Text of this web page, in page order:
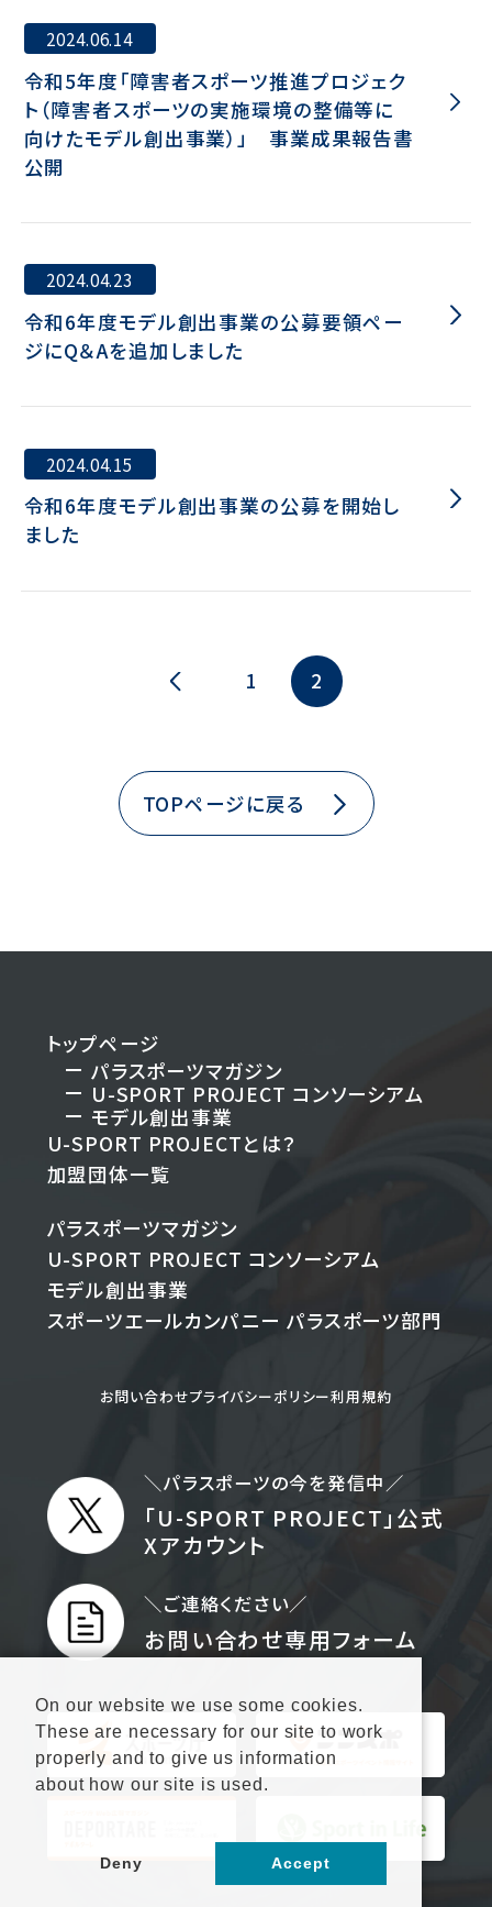
2024.06.14
令和5年度「障害者スポーツ推進プロジェク
ト（障害者スポーツの実施環境の整備等に
向けたモデル創出事業）」 事業成果報告書
公開
2024.04.23
令和6年度モデル創出事業の公募要領ペー
ジにQ＆Aを追加しました
2024.04.15
令和6年度モデル創出事業の公募を開始し
ました
1 2
TOPページに戻る
トップページ
パラスポーツマガジン
U-SPORT PROJECT コンソーシアム
モデル創出事業
U-SPORT PROJECTとは？
加盟団体一覧
パラスポーツマガジン
U-SPORT PROJECT コンソーシアム
モデル創出事業
スポーツエールカンパニー パラスポーツ部門
お問い合わせプライバシーポリシー利用規約
＼パラスポーツの今を発信中／
「U-SPORT PROJECT」公式
Xアカウント
＼ご連絡ください／
お問い合わせ専用フォーム
On our website we use some cookies.
These are necessary for our site to work
properly and to give us information
about how our site is used.
Deny Accept